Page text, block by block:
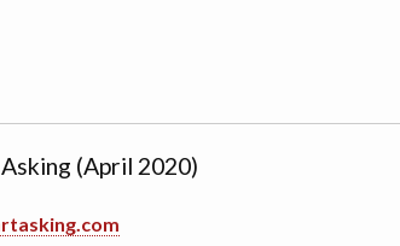
(April 2020)